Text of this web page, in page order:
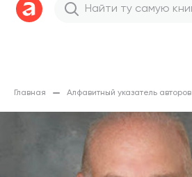
Главная Алфавитный указатель авторов